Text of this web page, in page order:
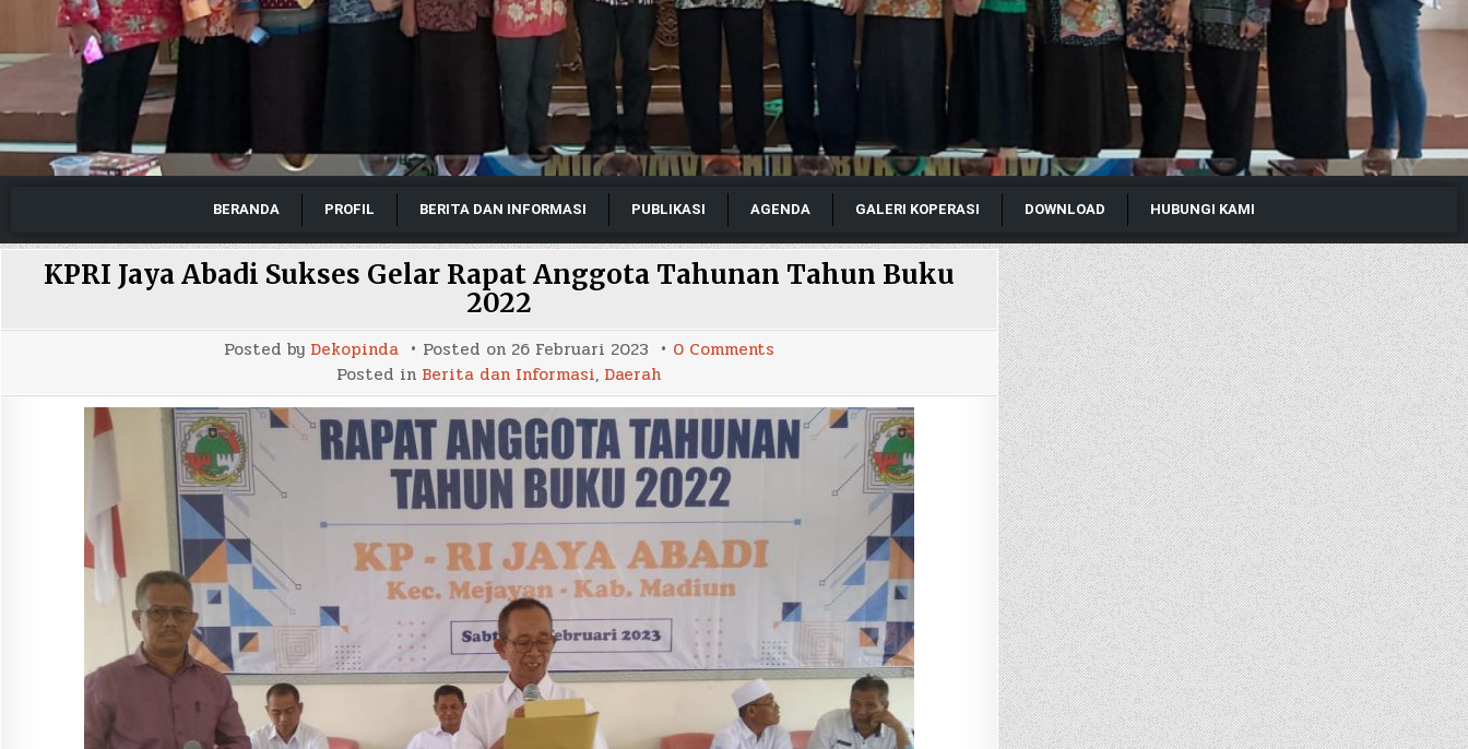
BERANDA PROFIL BERITA DAN INFORMASI PUBLIKASI AGENDA GALERI KOPERASI DOWNLOAD HUBUNGI KAMI
KPRI Jaya Abadi Sukses Gelar Rapat Anggota Tahunan Tahun Buku
2022
Posted by Dekopinda Posted on 26 Februari 2023 0 Commentson
Abadi
Sukses
Gelar
Rapat
Anggota
Buku
2022
Posted in Berita dan Informasi, Daerah